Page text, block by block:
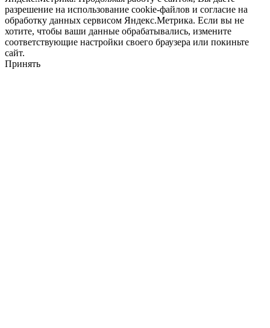
разрешение на использование cookie-файлов и согласие на
обработку данных сервисом Яндекс.Метрика. Если вы не
хотите, чтобы ваши данные обрабатывались, измените
соответствующие настройки своего браузера или покиньте
сайт.
Принять